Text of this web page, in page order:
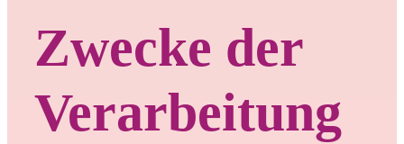
Zwecke der
Verarbeitung